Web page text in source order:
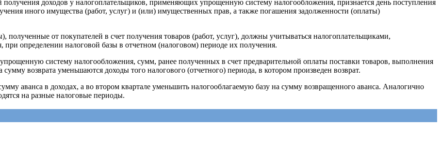
получения доходов у налогоплательщиков, применяющих упрощенную систему налогообложения, признается день поступления
иного имущества (работ, услуг) и (или) имущественных прав, а также погашения задолженности (оплаты)
от покупателей в счет получения товаров (работ, услуг), должны учитываться налогоплательщиками,
определении налоговой базы в отчетном (налоговом) периоде их получения.
систему налогообложения, сумм, ранее полученных в счет предварительной оплаты поставки товаров, выполнения
возврата уменьшаются доходы того налогового (отчетного) периода, в котором произведен возврат.
аванса в доходах, а во втором квартале уменьшить налогооблагаемую базу на сумму возвращенного аванса. Аналогично
на разные налоговые периоды.